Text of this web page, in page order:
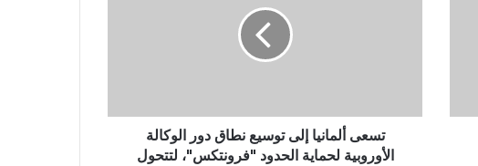
تسعى ألمانيا إلى توسيع نطاق دور الوكالة
الأوروبية لحماية الحدود "فرونتكس"، لتتحول